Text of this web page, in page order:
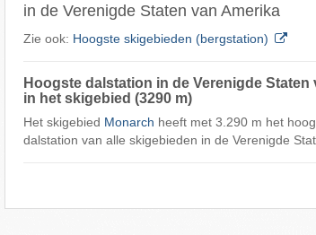
in de Verenigde Staten van Amerika
Zie ook: Hoogste skigebieden (bergstation)
Hoogste dalstation in de Verenigde
in het skigebied (3290 m)
Het skigebied Monarch heeft met 3.290 m het
dalstation van alle skigebieden in de Verenigde